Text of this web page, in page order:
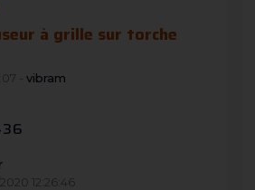
à grille sur torche
- vibram
12:26:46